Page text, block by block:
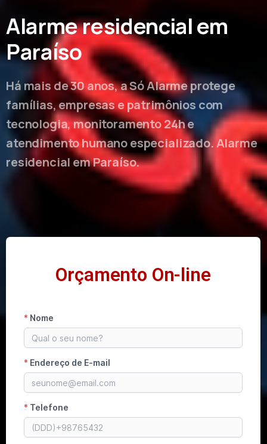
Alarme residencial em
Paraíso
Há mais de 30 anos, a Só Alarme protege
famílias, empresas e patrimônios com
tecnologia, monitoramento 24h e
atendimento humano especializado. Alarme
residencial em Paraíso.
Orçamento On-line